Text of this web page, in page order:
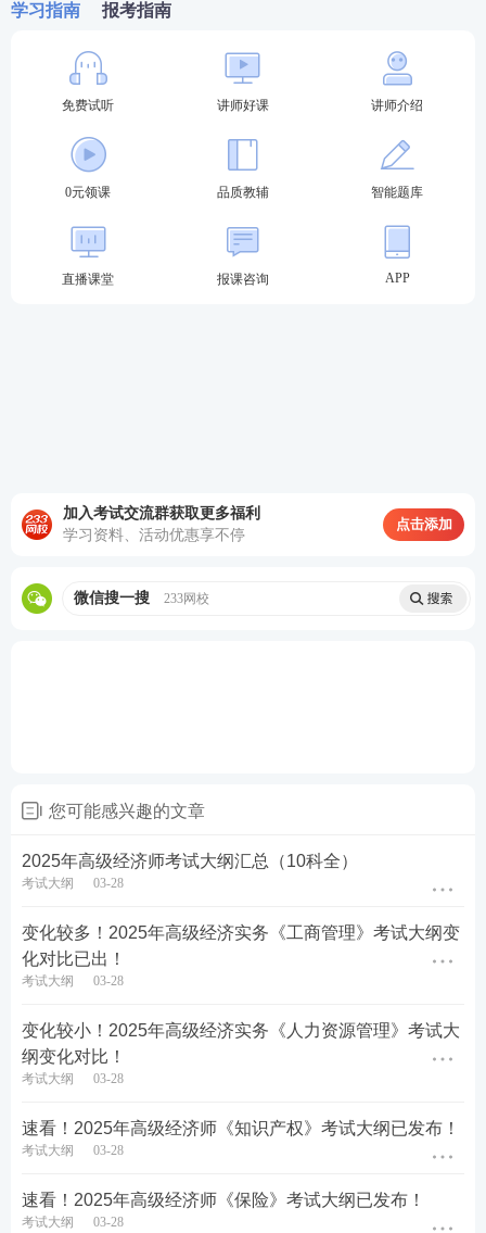
布！
2025年高级经济师《保险》考试大纲已发布！
2025年高级经济师《知识产权》考试大纲已发
布！
大纲变化对比
2025年高级经济师新版大纲发布后，233网校
考生注意！
2025年高级经济实务《工商管理》考试大纲
学习指南 报考指南
免费试听 讲师好课 讲师介绍
0元领课 品质教辅 智能题库
直播课堂 报课咨询 APP
加入考试交流群获取更多福利
学习资料、活动优惠享不停
点击添加
微信搜一搜 233网校
您可能感兴趣的文章
2025年高级经济师考试大纲汇总（10科全）
考试大纲 03-28
变化较多！2025年高级经济实务《工商管理》考试大纲变
化对比已出！
考试大纲 03-28
变化较小！2025年高级经济实务《人力资源管理》考试大
纲变化对比！
考试大纲 03-28
速看！2025年高级经济师《知识产权》考试大纲已发布！
考试大纲 03-28
速看！2025年高级经济师《保险》考试大纲已发布！
考试大纲 03-28